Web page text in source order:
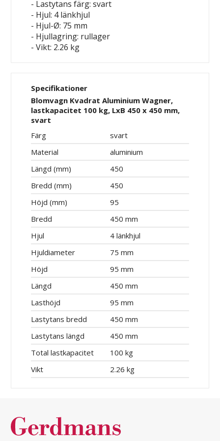
- Lastytans färg: svart
- Hjul: 4 länkhjul
- Hjul-Ø: 75 mm
- Hjullagring: rullager
- Vikt: 2.26 kg
Specifikationer
Blomvagn Kvadrat Aluminium Wagner,
lastkapacitet 100 kg, LxB 450 x 450 mm,
svart
Färg
svart
Material
aluminium
Längd (mm)
450
Bredd (mm)
450
Höjd (mm)
95
Bredd
450 mm
Hjul
4 länkhjul
Hjuldiameter
75 mm
Höjd
95 mm
Längd
450 mm
Lasthöjd
95 mm
Lastytans bredd
450 mm
Lastytans längd
450 mm
Total lastkapacitet
100 kg
Vikt
2.26 kg